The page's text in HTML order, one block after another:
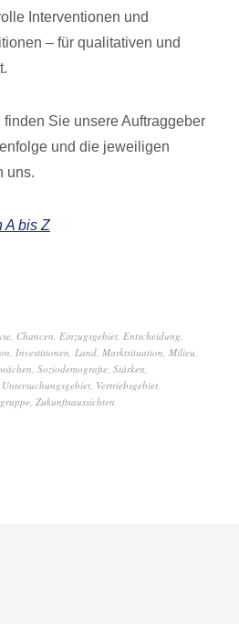
Interventionen und
– für qualitativen und
finden Sie unsere Auftraggeber
und die jeweiligen
uns.
A bis Z
, Chancen, Einzugsgebiet, Entscheidung,
, Investitionen, Land, Marktsituation, Milieu,
, Soziodemografie, Stärken,
Untersuchungsgebiet, Vertriebsgebiet,
, Zukunftsaussichten